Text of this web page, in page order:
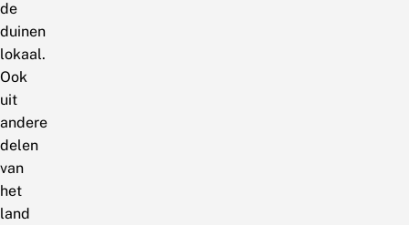
de
duinen
lokaal.
Ook
uit
andere
delen
van
het
land